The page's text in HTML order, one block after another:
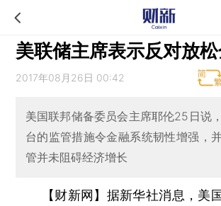
美联储主席表示反对放
2017年08月26日 00:42
美国联邦储备委员会主席耶伦25日说
台的监管措施令金融系统韧性增强，
管并未阻碍经济增长
【财新网】据新华社消息，美